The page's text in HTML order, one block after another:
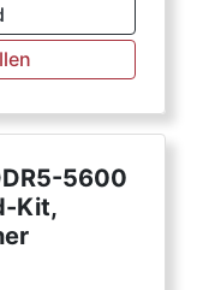
5600
Kit,